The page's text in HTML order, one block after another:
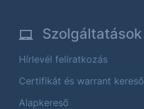
Szolgáltatások
Hírlevél feliratkozás
Certifikát és warrant kereső
Alapkereső